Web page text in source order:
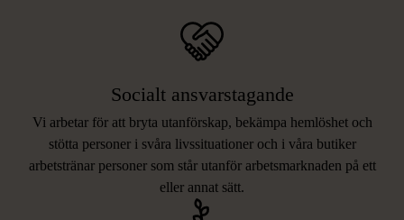
Socialt ansvarstagande
Vi arbetar för att bryta utanförskap, bekämpa hemlöshet och
stötta personer i svåra livssituationer och i våra butiker
arbetstränar personer som står utanför arbetsmarknaden på ett
eller annat sätt.